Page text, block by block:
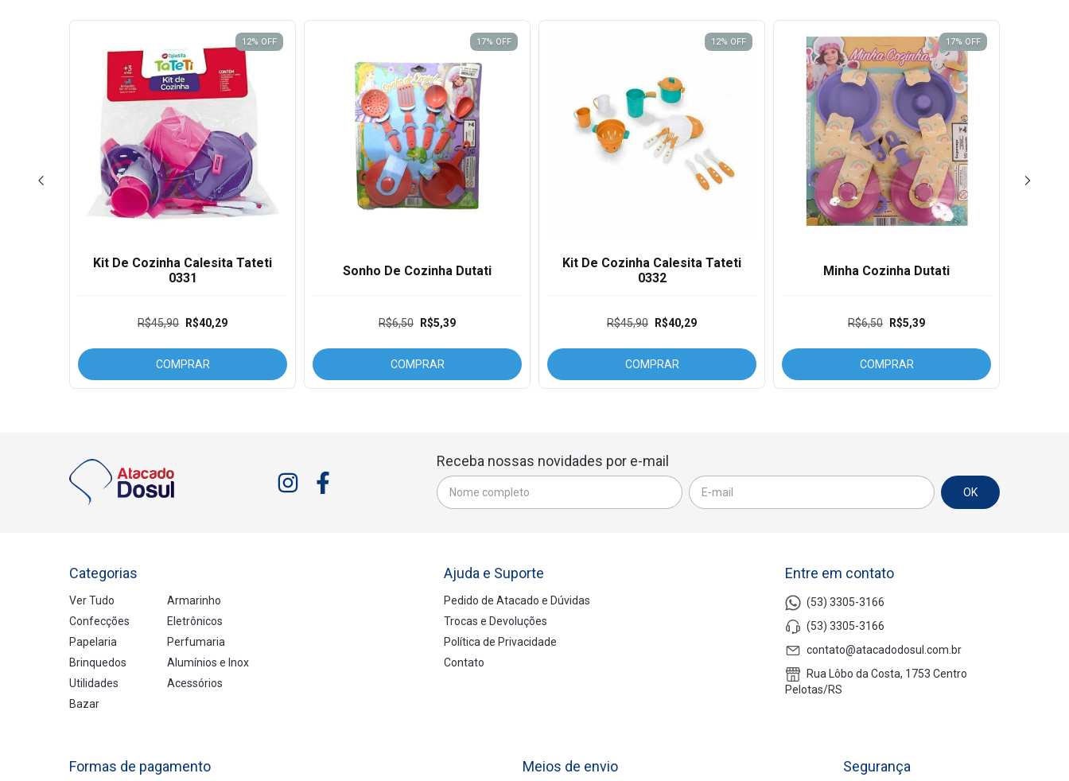
12% OFF
Kit De Cozinha Calesita Tateti
0331
R$45,90 R$40,29
COMPRAR
17% OFF
Sonho De Cozinha Dutati
R$6,50 R$5,39
COMPRAR
12% OFF
Kit De Cozinha Calesita Tateti
0332
R$45,90 R$40,29
COMPRAR
17% OFF
Minha Cozinha Dutati
R$6,50 R$5,39
COMPRAR
Receba nossas novidades por e-mail
Categorias
Ver Tudo
Confecções
Papelaria
Brinquedos
Utilidades
Bazar
Armarinho
Eletrônicos
Perfumaria
Alumínios e Inox
Acessórios
Ajuda e Suporte
Pedido de Atacado e Dúvidas
Trocas e Devoluções
Política de Privacidade
Contato
Entre em contato
(53) 3305-3166
(53) 3305-3166
contato@atacadodosul.com.br
Rua Lôbo da Costa, 1753 Centro
Pelotas/RS
Formas de pagamento Meios de envio Segurança